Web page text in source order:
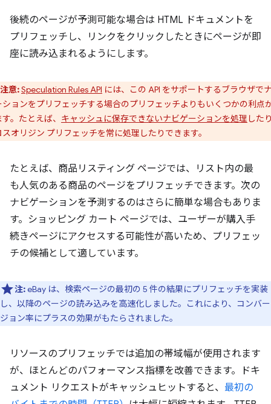
後続のページが予測可能な場合は HTML ドキュメントを
プリフェッチし、リンクをクリックしたときにページが即
座に読み込まれるようにします。
注意:Speculation Rules API には、この API をサポートするブラウザで
ションをプリフェッチする場合のプリフェッチよりもいくつかの利点
。たとえば、 キャッシュに保存できないナビゲーションを処理 した
オリジン プリフェッチを常に処理したりできます。
たとえば、商品リスティング ページでは、リスト内の最
も人気のある商品のページをプリフェッチできます。次の
ナビゲーションを予測するのはさらに簡単な場合もありま
す。ショッピング カート ページでは、ユーザーが購入手
続きページにアクセスする可能性が高いため、プリフェッ
チの候補として適しています。
注:eBay は、検索ページの最初の 5 件の結果にプリフェッチを実装
し、以降のページの読み込みを高速化しました。これにより、コンバー
ジョン率にプラスの効果がもたらされました。
リソースのプリフェッチでは追加の帯域幅が使用されます
が、ほとんどのパフォーマンス指標を改善できます。ドキ
ュメント リクエストがキャッシュヒットすると、 最初の